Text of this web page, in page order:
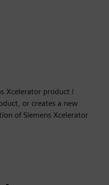
Xcelerator product /
or creates a new
of Siemens Xcelerator